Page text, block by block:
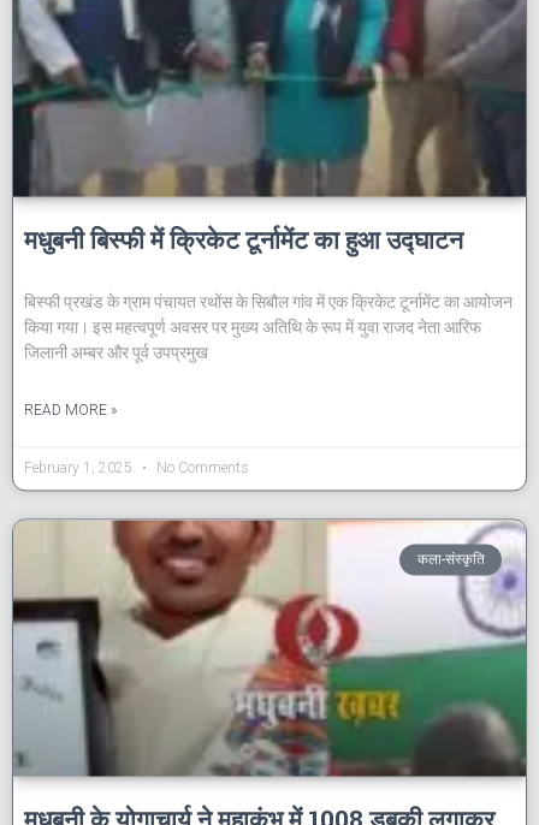
मधुबनी बिस्फी में क्रिकेट टूर्नामेंट का हुआ उद्घाटन
बिस्फी प्रखंड के ग्राम पंचायत रथोंस के सिबौल गांव में एक क्रिकेट टूर्नामेंट का आयोजन
किया गया। इस महत्वपूर्ण अवसर पर मुख्य अतिथि के रूप में युवा राजद नेता आरिफ
जिलानी अम्बर और पूर्व उपप्रमुख
READ MORE »
February 1, 2025 No Comments
कला-संस्कृति